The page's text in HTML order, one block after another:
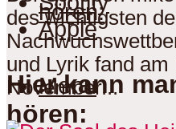
Apple
Menu
hören:
Hier kann
hören:
des wichtigsten
und Lyrik fand am
November...